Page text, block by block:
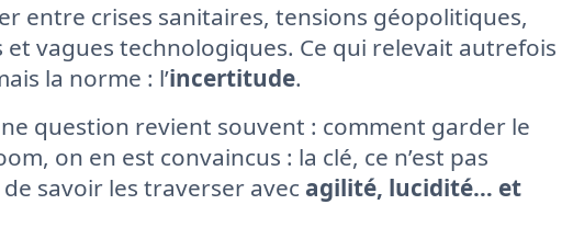
entre crises sanitaires, tensions géopolitiques,
vagues technologiques. Ce qui relevait autrefois
la norme : l’incertitude.
question revient souvent : comment garder le
on en est convaincus : la clé, ce n’est pas
savoir les traverser avec agilité, lucidité… et